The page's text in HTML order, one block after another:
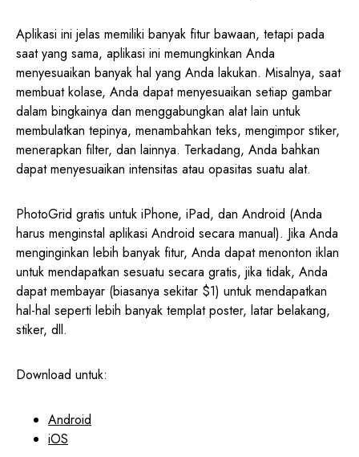
Aplikasi ini jelas memiliki banyak fitur bawaan, tetapi pada
saat yang sama, aplikasi ini memungkinkan Anda
menyesuaikan banyak hal yang Anda lakukan. Misalnya, saat
membuat kolase, Anda dapat menyesuaikan setiap gambar
dalam bingkainya dan menggabungkan alat lain untuk
membulatkan tepinya, menambahkan teks, mengimpor stiker,
menerapkan filter, dan lainnya. Terkadang, Anda bahkan
dapat menyesuaikan intensitas atau opasitas suatu alat.
PhotoGrid gratis untuk iPhone, iPad, dan Android (Anda
harus menginstal aplikasi Android secara manual). Jika Anda
menginginkan lebih banyak fitur, Anda dapat menonton iklan
untuk mendapatkan sesuatu secara gratis, jika tidak, Anda
dapat membayar (biasanya sekitar $1) untuk mendapatkan
hal-hal seperti lebih banyak templat poster, latar belakang,
stiker, dll.
Download untuk:
Android
iOS